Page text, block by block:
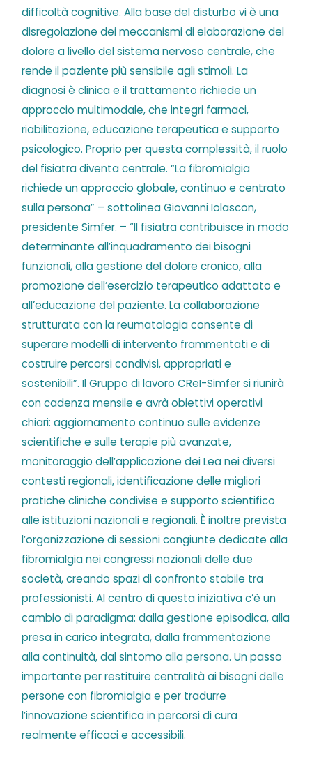
difficoltà cognitive. Alla base del disturbo vi è una
disregolazione dei meccanismi di elaborazione del
dolore a livello del sistema nervoso centrale, che
rende il paziente più sensibile agli stimoli. La
diagnosi è clinica e il trattamento richiede un
approccio multimodale, che integri farmaci,
riabilitazione, educazione terapeutica e supporto
psicologico. Proprio per questa complessità, il ruolo
del fisiatra diventa centrale. “La fibromialgia
richiede un approccio globale, continuo e centrato
sulla persona” – sottolinea Giovanni Iolascon,
presidente Simfer. – “Il fisiatra contribuisce in modo
determinante all’inquadramento dei bisogni
funzionali, alla gestione del dolore cronico, alla
promozione dell’esercizio terapeutico adattato e
all’educazione del paziente. La collaborazione
strutturata con la reumatologia consente di
superare modelli di intervento frammentati e di
costruire percorsi condivisi, appropriati e
sostenibili”. Il Gruppo di lavoro CReI-Simfer si riunirà
con cadenza mensile e avrà obiettivi operativi
chiari: aggiornamento continuo sulle evidenze
scientifiche e sulle terapie più avanzate,
monitoraggio dell’applicazione dei Lea nei diversi
contesti regionali, identificazione delle migliori
pratiche cliniche condivise e supporto scientifico
alle istituzioni nazionali e regionali. È inoltre prevista
l’organizzazione di sessioni congiunte dedicate alla
fibromialgia nei congressi nazionali delle due
società, creando spazi di confronto stabile tra
professionisti. Al centro di questa iniziativa c’è un
cambio di paradigma: dalla gestione episodica, alla
presa in carico integrata, dalla frammentazione
alla continuità, dal sintomo alla persona. Un passo
importante per restituire centralità ai bisogni delle
persone con fibromialgia e per tradurre
l’innovazione scientifica in percorsi di cura
realmente efficaci e accessibili.